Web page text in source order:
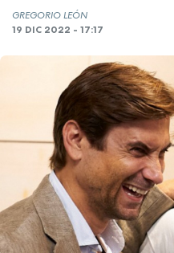
GREGORIO LEÓN
19 DIC 2022 - 17:17